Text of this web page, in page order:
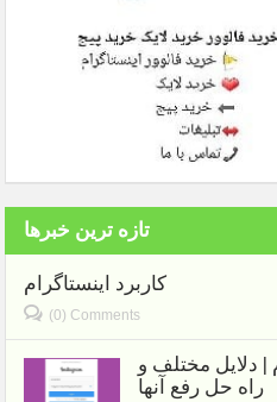
تازه ترین خبرها
کاربرد اینستاگرام
(0) Comments
| دلایل مختلف و
راه حل رفع آنها